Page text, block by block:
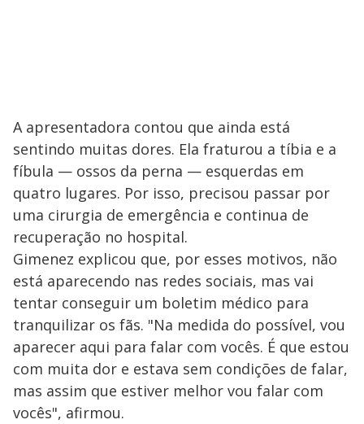
A apresentadora contou que ainda está
sentindo muitas dores. Ela fraturou a tíbia e a
fíbula — ossos da perna — esquerdas em
quatro lugares. Por isso, precisou passar por
uma cirurgia de emergência e continua de
recuperação no hospital.
Gimenez explicou que, por esses motivos, não
está aparecendo nas redes sociais, mas vai
tentar conseguir um boletim médico para
tranquilizar os fãs. "Na medida do possível, vou
aparecer aqui para falar com vocês. É que estou
com muita dor e estava sem condições de falar,
mas assim que estiver melhor vou falar com
vocês", afirmou.